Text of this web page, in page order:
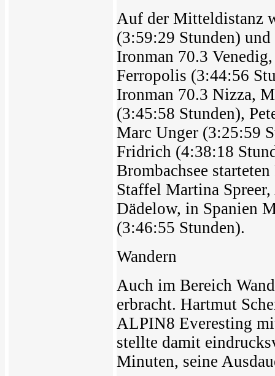
Auf der Mitteldistanz
(3:59:29 Stunden)
Ironman 70.3
Ferropolis (3:44:56
Ironman 70.3 Nizza,
(3:45:58 Stunden),
Marc Unger (3:25:59
Fridrich (4:38:18
Brombachsee
Staffel Martina
Dädelow, in Spanien
(3:46:55 Stunden).
Wandern
Auch im Bereich
erbracht. Hartmut
ALPIN8 Everesting
stellte damit
Minuten, seine